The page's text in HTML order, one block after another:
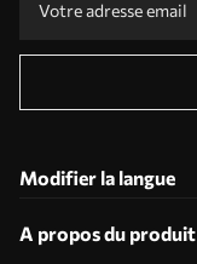
Modifier la langue
A propos du produit